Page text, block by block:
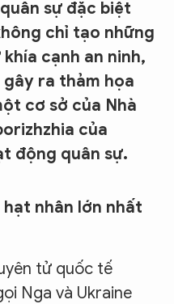
sự đặc biệt
chỉ tạo những
cạnh an ninh,
ra thảm họa
cơ sở của Nhà
của
động quân sự.
nhân lớn nhất
tử quốc tế
Nga và Ukraine